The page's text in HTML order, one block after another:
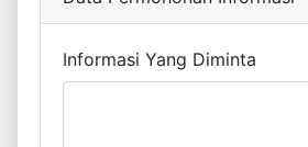
Informasi Yang Diminta